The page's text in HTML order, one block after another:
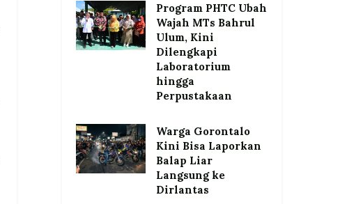
Program PHTC Ubah
Wajah MTs Bahrul
Ulum, Kini
Dilengkapi
Laboratorium
hingga
Perpustakaan
Warga Gorontalo
Kini Bisa Laporkan
Balap Liar
Langsung ke
Dirlantas